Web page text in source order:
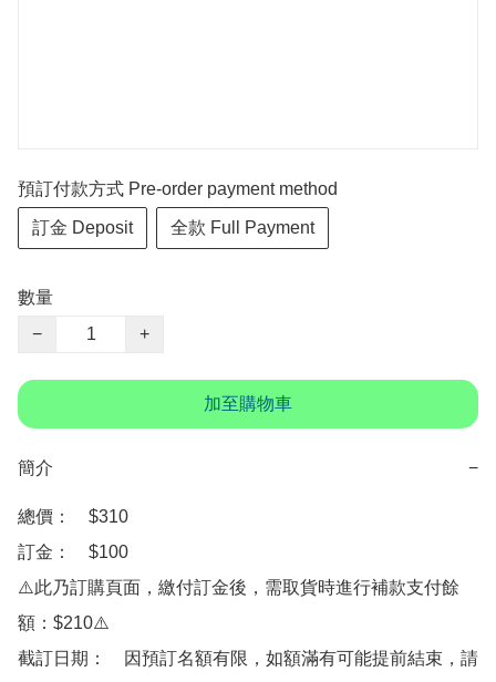
預訂付款方式 Pre-order payment method
訂金 Deposit 全款 Full Payment
數量
−
+
加至購物車
簡介 −
總價：　$310
訂金：　$100
⚠️此乃訂購頁面，繳付訂金後，需取貨時進行補款支付餘
額：$210⚠️
截訂日期：　因預訂名額有限，如額滿有可能提前結束，請